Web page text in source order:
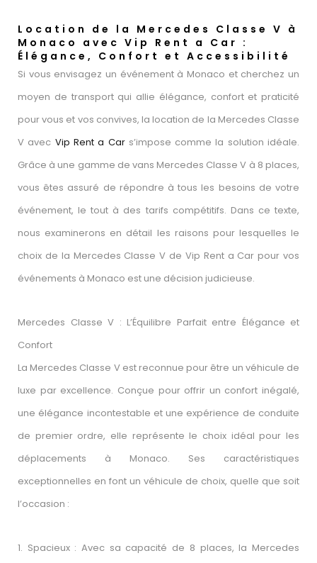
Location de la Mercedes Classe V à
Monaco avec Vip Rent a Car :
Élégance, Confort et Accessibilité
Si vous envisagez un événement à Monaco et cherchez un
moyen de transport qui allie élégance, confort et praticité
pour vous et vos convives, la location de la Mercedes Classe
V avec Vip Rent a Cars’impose comme la solution idéale.
Grâce à une gamme de vans Mercedes Classe V à 8 places,
vous êtes assuré de répondre à tous les besoins de votre
événement, le tout à des tarifs compétitifs. Dans ce texte,
nous examinerons en détail les raisons pour lesquelles le
choix de la Mercedes Classe V de Vip Rent a Car pour vos
événements à Monaco est une décision judicieuse.
Mercedes Classe V : L’Équilibre Parfait entre Élégance et
Confort
La Mercedes Classe V est reconnue pour être un véhicule de
luxe par excellence. Conçue pour offrir un confort inégalé,
une élégance incontestable et une expérience de conduite
de premier ordre, elle représente le choix idéal pour les
déplacements à Monaco. Ses caractéristiques
exceptionnelles en font un véhicule de choix, quelle que soit
l’occasion :
1. Spacieux : Avec sa capacité de 8 places, la Mercedes